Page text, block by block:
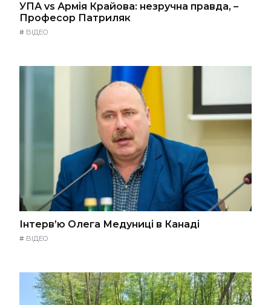
УПА vs Армія Крайова: незручна правда, –
Професор Патриляк
# ВІДЕО
Інтерв’ю Олега Медуниці в Канаді
# ВІДЕО